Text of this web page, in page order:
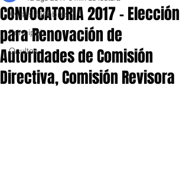
Avisos fúnebres
Principal
Ocultos
CONVOCATORIA 2017 - Elección
para Renovación de
Autoridades de Comisión
Directiva, Comisión Revisora